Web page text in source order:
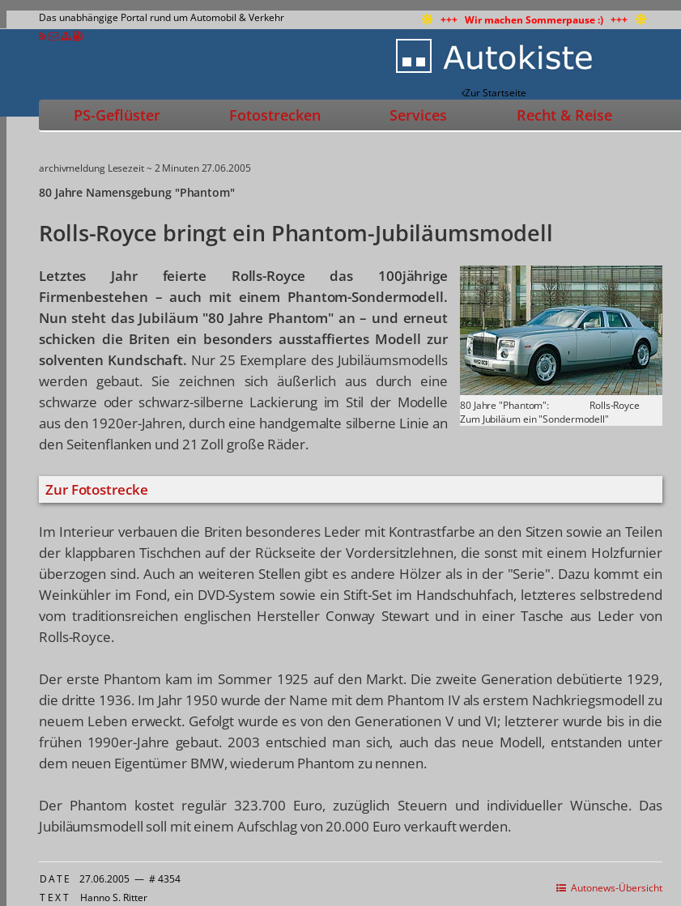
Das unabhängige Portal rund um Automobil & Verkehr +++ Wir machen Sommerpause :) +++
Zur Startseite
PS-Geflüster Fotostrecken Services Recht & Reise
archivmeldung Lesezeit ~ 2 Minuten27.06.2005
80 Jahre Namensgebung "Phantom"
Rolls-Royce bringt ein Phantom-Jubiläumsmodell
80 Jahre "Phantom":
Rolls-Royce
Zum Jubiläum ein "Sondermodell"
Letztes Jahr feierte Rolls-Royce das 100jährige
Firmenbestehen – auch mit einem Phantom-Sondermodell.
Nun steht das Jubiläum "80 Jahre Phantom" an – und erneut
schicken die Briten ein besonders ausstaffiertes Modell zur
solventen Kundschaft. Nur 25 Exemplare des Jubiläumsmodells
werden gebaut. Sie zeichnen sich äußerlich aus durch eine
schwarze oder schwarz-silberne Lackierung im Stil der Modelle
aus den 1920er-Jahren, durch eine handgemalte silberne Linie an
den Seitenflanken und 21 Zoll große Räder.
Zur Fotostrecke
Im Interieur verbauen die Briten besonderes Leder mit Kontrastfarbe an den Sitzen sowie an Teilen
der klappbaren Tischchen auf der Rückseite der Vordersitzlehnen, die sonst mit einem Holzfurnier
überzogen sind. Auch an weiteren Stellen gibt es andere Hölzer als in der "Serie". Dazu kommt ein
Weinkühler im Fond, ein DVD-System sowie ein Stift-Set im Handschuhfach, letzteres selbstredend
vom traditionsreichen englischen Hersteller Conway Stewart und in einer Tasche aus Leder von
Rolls-Royce.
Der erste Phantom kam im Sommer 1925 auf den Markt. Die zweite Generation debütierte 1929,
die dritte 1936. Im Jahr 1950 wurde der Name mit dem Phantom IV als erstem Nachkriegsmodell zu
neuem Leben erweckt. Gefolgt wurde es von den Generationen V und VI; letzterer wurde bis in die
frühen 1990er-Jahre gebaut. 2003 entschied man sich, auch das neue Modell, entstanden unter
dem neuen Eigentümer BMW, wiederum Phantom zu nennen.
Der Phantom kostet regulär 323.700 Euro, zuzüglich Steuern und individueller Wünsche. Das
Jubiläumsmodell soll mit einem Aufschlag von 20.000 Euro verkauft werden.
Autonews-Übersicht
DATE 27.06.2005 — # 4354
TEXT Hanno S. Ritter